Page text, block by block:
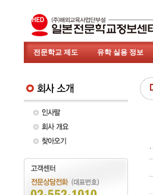
전문학교 제도 유학 실용 정보